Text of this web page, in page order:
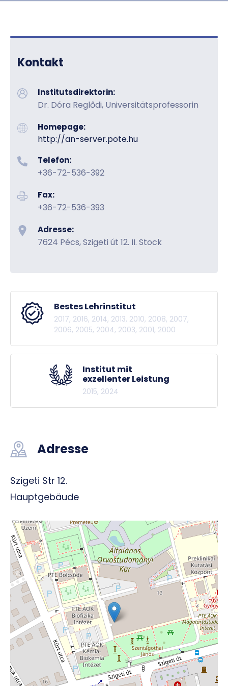
Adresse
Szigeti Str 12.
Hauptgebäude
Kontakt
Institutsdirektorin:
Dr. Dóra Reglődi, Universitätsprofessorin
Homepage:
http://an-server.pote.hu
Telefon:
+36-72-536-392
Fax:
+36-72-536-393
Adresse:
7624 Pécs, Szigeti út 12. II. Stock
Bestes Lehrinstitut
2017, 2016, 2014, 2013, 2010, 2008, 2007,
2006, 2005, 2004, 2003, 2001, 2000
Institut mit
exzellenter Leistung
2015, 2024